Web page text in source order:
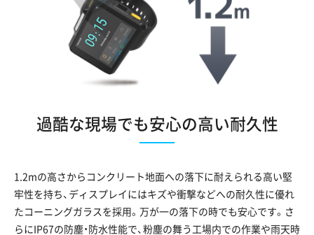
過酷な現場でも安心の高い耐久性
1.2mの高さからコンクリート地面への落下に耐えられる高い堅
牢性を持ち、ディスプレイにはキズや衝撃などへの耐久性に優れ
たコーニングガラスを採用。万が一の落下の時でも安心です。さ
らにIP67の防塵・防水性能で、粉塵の舞う工場内での作業や雨天時